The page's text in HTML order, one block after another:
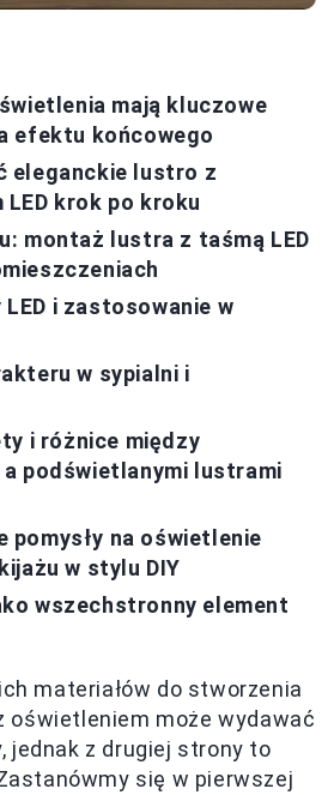
mają kluczowe
efektu końcowego
eleganckie lustro z
krok po kroku
montaż lustra z taśmą LED
i zastosowanie w
w sypialni i
i różnice między
podświetlanymi lustrami
pomysły na oświetlenie
w stylu DIY
wszechstronny element
materiałów do stworzenia
oświetleniem może wydawać
jednak z drugiej strony to
się w pierwszej